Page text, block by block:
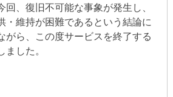
回、復旧不可能な事象が発生し、
・維持が困難であるという結論に
がら、この度サービスを終了する
ました。